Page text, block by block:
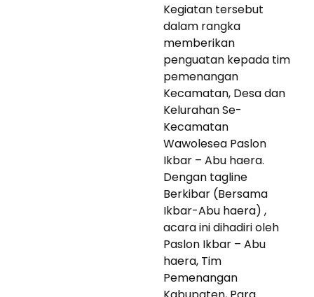
Kegiatan tersebut
dalam rangka
memberikan
penguatan kepada tim
pemenangan
Kecamatan, Desa dan
Kelurahan Se-
Kecamatan
Wawolesea Paslon
Ikbar – Abu haera.
Dengan tagline
Berkibar (Bersama
Ikbar-Abu haera) ,
acara ini dihadiri oleh
Paslon Ikbar – Abu
haera, Tim
Pemenangan